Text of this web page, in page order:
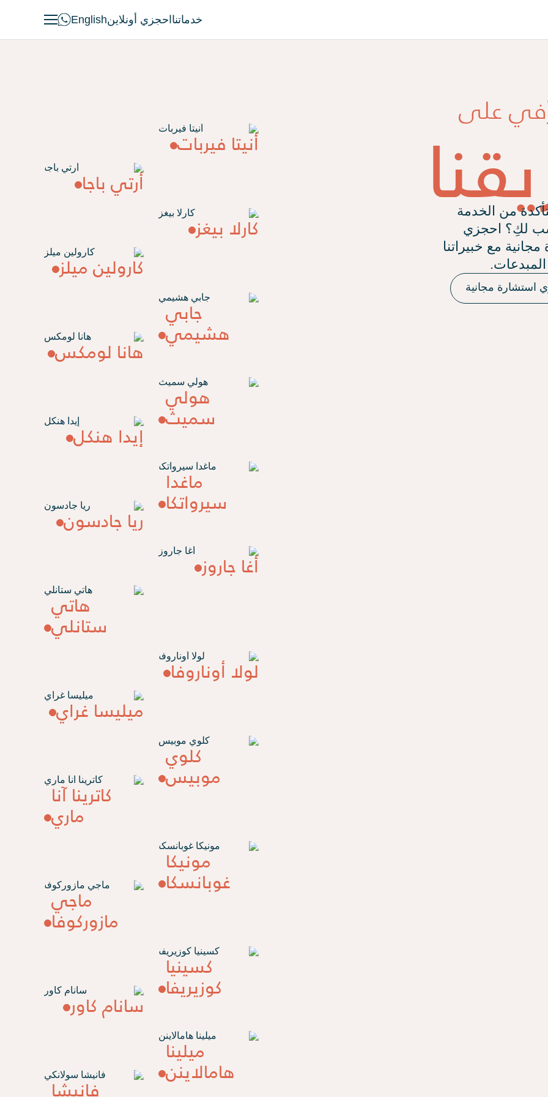
خدماتنا احجزي أونلاينEnglish
على
من الخدمة
لكِ؟ احجزي
مع خبيراتنا
المبدعات.
استشارة مجانية
أنيتا فيربات
أرتي باجا
كارلا بيغز
كارولين ميلز
جابي
هشيمي
هانا لومكس
هولي
سميث
إيدا هنكل
ماغدا
سيرواتكا
ريا جادسون
أغا جاروز
هاتي
ستانلي
لولا أوناروفا
ميليسا غراي
كلوي
موبيس
كاترينا آنا
ماري
مونيكا
غوبانسكا
ماجي
مازوركوفا
كسينيا
كوزيريفا
سانام كاور
ميلينا
هامالاينن
فانيشا